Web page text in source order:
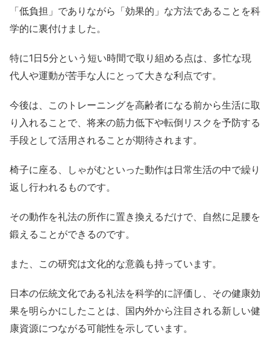
「低負担」でありながら「効果的」な方法であることを科
学的に裏付けました。
特に1日5分という短い時間で取り組める点は、多忙な現
代人や運動が苦手な人にとって大きな利点です。
今後は、このトレーニングを高齢者になる前から生活に取
り入れることで、将来の筋力低下や転倒リスクを予防する
手段として活用されることが期待されます。
椅子に座る、しゃがむといった動作は日常生活の中で繰り
返し行われるものです。
その動作を礼法の所作に置き換えるだけで、自然に足腰を
鍛えることができるのです。
また、この研究は文化的な意義も持っています。
日本の伝統文化である礼法を科学的に評価し、その健康効
果を明らかにしたことは、国内外から注目される新しい健
康資源につながる可能性を示しています。